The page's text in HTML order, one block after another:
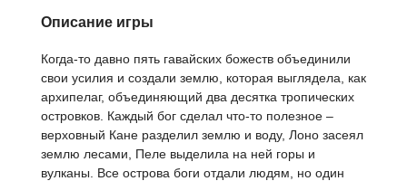
Описание игры
Когда-то давно пять гавайских божеств объединили
свои усилия и создали землю, которая выглядела, как
архипелаг, объединяющий два десятка тропических
островков. Каждый бог сделал что-то полезное –
верховный Кане разделил землю и воду, Лоно засеял
землю лесами, Пеле выделила на ней горы и
вулканы. Все острова боги отдали людям, но один